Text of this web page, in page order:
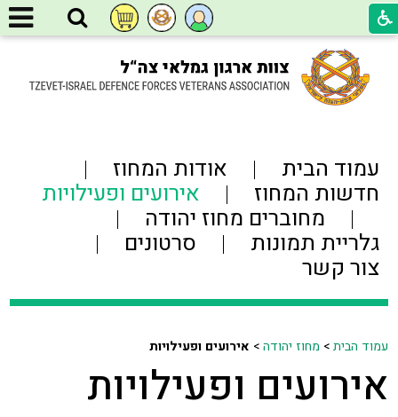
עמוד הבית אודות המחוז
חדשות המחוז אירועים ופעילויות
מחוברים מחוז יהודה
גלריית תמונות סרטונים
צור קשר
עמוד הבית> מחוז יהודה> אירועים ופעילויות
אירועים ופעילויות